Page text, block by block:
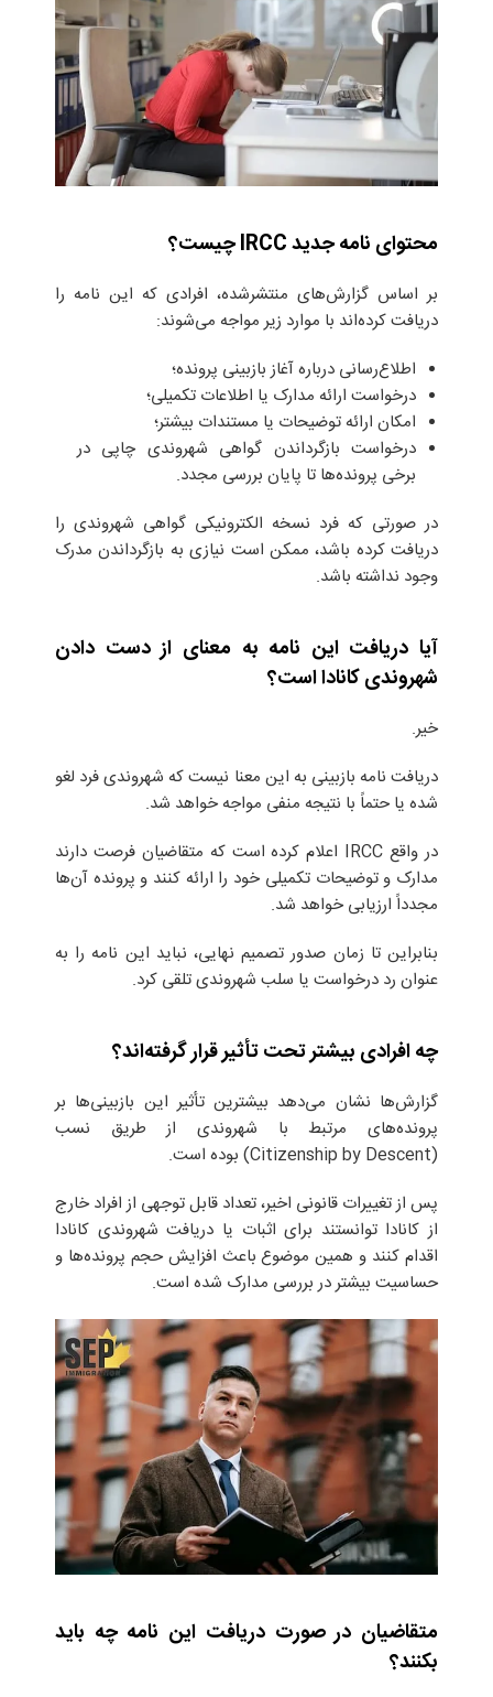
محتوای نامه جدید IRCC چیست؟
بر اساس گزارش‌های منتشرشده، افرادی که این نامه را
دریافت کرده‌اند با موارد زیر مواجه می‌شوند:
اطلاع‌رسانی درباره آغاز بازبینی پرونده؛
درخواست ارائه مدارک یا اطلاعات تکمیلی؛
امکان ارائه توضیحات یا مستندات بیشتر؛
درخواست بازگرداندن گواهی شهروندی چاپی در
برخی پرونده‌ها تا پایان بررسی مجدد.
در صورتی که فرد نسخه الکترونیکی گواهی شهروندی را
دریافت کرده باشد، ممکن است نیازی به بازگرداندن مدرک
وجود نداشته باشد.
آیا دریافت این نامه به معنای از دست دادن
شهروندی کانادا است؟
خیر.
دریافت نامه بازبینی به این معنا نیست که شهروندی فرد لغو
شده یا حتماً با نتیجه منفی مواجه خواهد شد.
در واقع IRCC اعلام کرده است که متقاضیان فرصت دارند
مدارک و توضیحات تکمیلی خود را ارائه کنند و پرونده آن‌ها
مجدداً ارزیابی خواهد شد.
بنابراین تا زمان صدور تصمیم نهایی، نباید این نامه را به
عنوان رد درخواست یا سلب شهروندی تلقی کرد.
چه افرادی بیشتر تحت تأثیر قرار گرفته‌اند؟
گزارش‌ها نشان می‌دهد بیشترین تأثیر این بازبینی‌ها بر
پرونده‌های مرتبط با شهروندی از طریق نسب
(Citizenship by Descent) بوده است.
پس از تغییرات قانونی اخیر، تعداد قابل توجهی از افراد خارج
از کانادا توانستند برای اثبات یا دریافت شهروندی کانادا
اقدام کنند و همین موضوع باعث افزایش حجم پرونده‌ها و
حساسیت بیشتر در بررسی مدارک شده است.
متقاضیان در صورت دریافت این نامه چه باید
بکنند؟